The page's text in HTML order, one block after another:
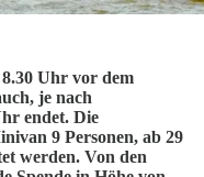
Uhr vor dem
je nach
endet. Die
9 Personen, ab 29
werden. Von den